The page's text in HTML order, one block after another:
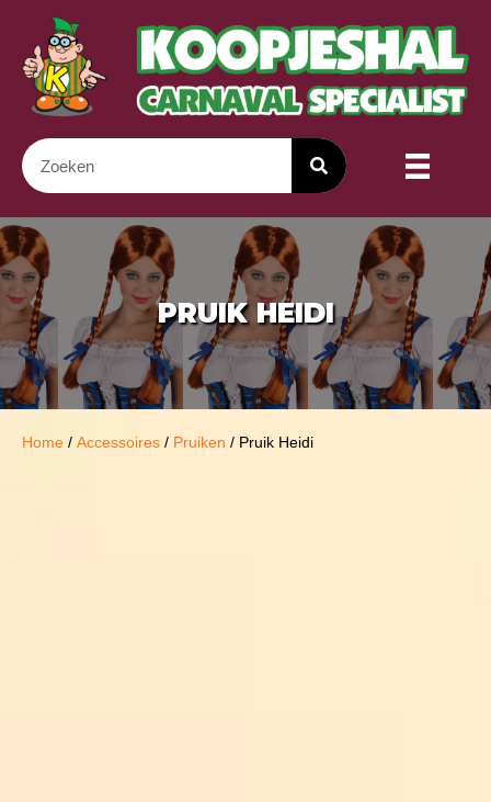
PRUIK HEIDI
Home / Accessoires / Pruiken / Pruik Heidi